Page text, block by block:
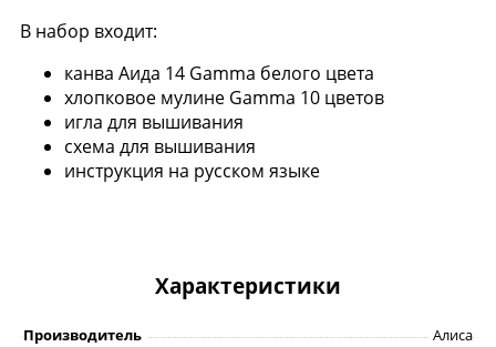
В набор входит:
канва Аида 14 Gamma белого цвета
хлопковое мулине Gamma 10 цветов
игла для вышивания
схема для вышивания
инструкция на русском языке
Характеристики
Производитель Алиса